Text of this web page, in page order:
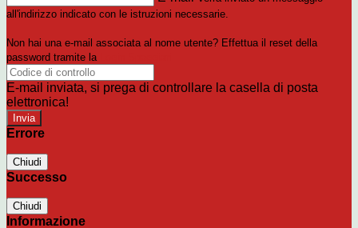
all'indirizzo indicato con le istruzioni necessarie.
Non hai una e-mail associata al nome utente? Effettua il reset della
password tramite la
E-mail inviata, si prega di controllare la casella di posta
elettronica!
Errore
Chiudi
Successo
Chiudi
Informazione